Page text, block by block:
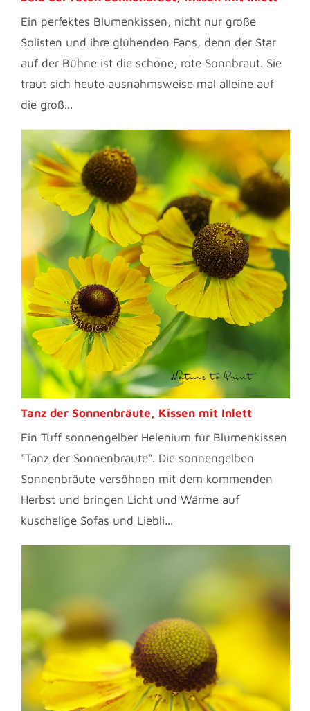
Ein perfektes Blumenkissen, nicht nur große
Solisten und ihre glühenden Fans, denn der Star
auf der Bühne ist die schöne, rote Sonnbraut. Sie
traut sich heute ausnahmsweise mal alleine auf
die groß...
Tanz der Sonnenbräute, Kissen mit Inlett
Ein Tuff sonnengelber Helenium für Blumenkissen
"Tanz der Sonnenbräute". Die sonnengelben
Sonnenbräute versöhnen mit dem kommenden
Herbst und bringen Licht und Wärme auf
kuschelige Sofas und Liebli...